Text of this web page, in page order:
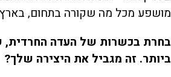
מושפע מכל מה שקורה בתחום, בארץ
בחרת בכשרות של העדה החרדית,
ביותר. זה מגביל את היצירה שלך?